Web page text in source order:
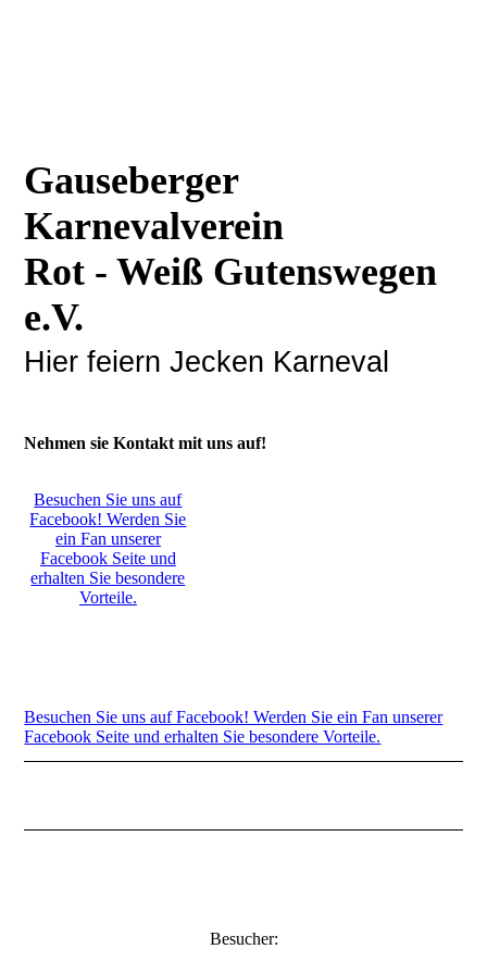
Gauseberger
Karnevalverein
Rot - Weiß Gutenswegen
e.V.
Hier feiern Jecken Karneval
Nehmen sie Kontakt mit uns auf!
Besuchen Sie uns auf
Facebook! Werden Sie
ein Fan unserer
Facebook Seite und
erhalten Sie besondere
Vorteile.
Besuchen Sie uns auf Facebook! Werden Sie ein Fan unserer
Facebook Seite und erhalten Sie besondere Vorteile.
Besucher: